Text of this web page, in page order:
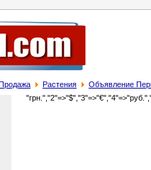
Растения Объявление